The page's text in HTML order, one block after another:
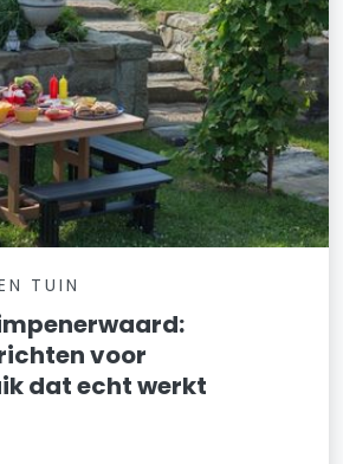
TUIN
voor
dat echt werkt